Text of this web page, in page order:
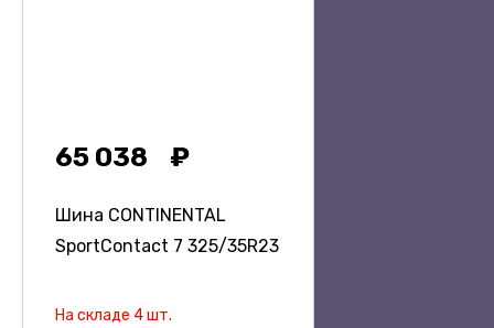
65 038
Шина CONTINENTAL
SportContact 7 325/35R23
На складе 4 шт.